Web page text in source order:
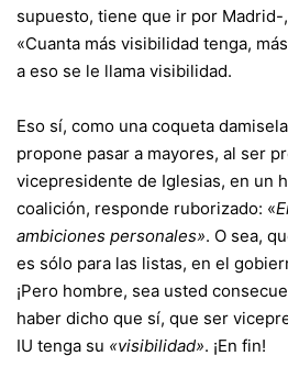
supuesto, tiene que ir por Madrid-
«Cuanta más visibilidad tenga,
a eso se le llama visibilidad.
Eso sí, como una coqueta
propone pasar a mayores, al ser
vicepresidente de Iglesias, en un
coalición, responde ruborizado: «
ambiciones personales». O sea,
es sólo para las listas, en el
¡Pero hombre, sea usted
haber dicho que sí, que ser
IU tenga su «visibilidad». ¡En fin!